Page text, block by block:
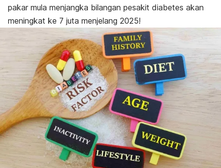
pakar mula menjangka bilangan pesakit diabetes akan
meningkat ke 7 juta menjelang 2025!